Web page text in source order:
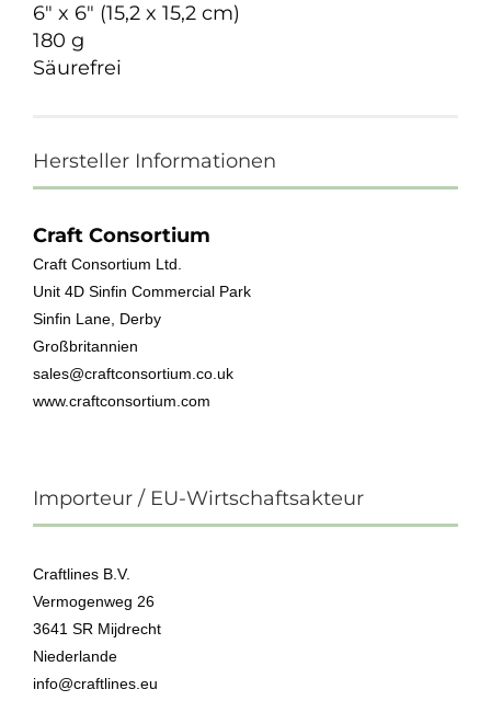
6" x 6" (15,2 x 15,2 cm)
180 g
Säurefrei
Hersteller Informationen
Craft Consortium
Craft Consortium Ltd.
Unit 4D Sinfin Commercial Park
Sinfin Lane, Derby
Großbritannien
sales@craftconsortium.co.uk
www.craftconsortium.com
Importeur / EU-Wirtschaftsakteur
Craftlines B.V.
Vermogenweg 26
3641 SR Mijdrecht
Niederlande
info@craftlines.eu